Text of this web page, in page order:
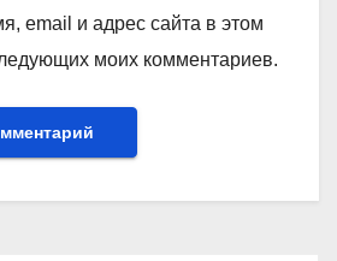
email и адрес сайта в этом
моих комментариев.